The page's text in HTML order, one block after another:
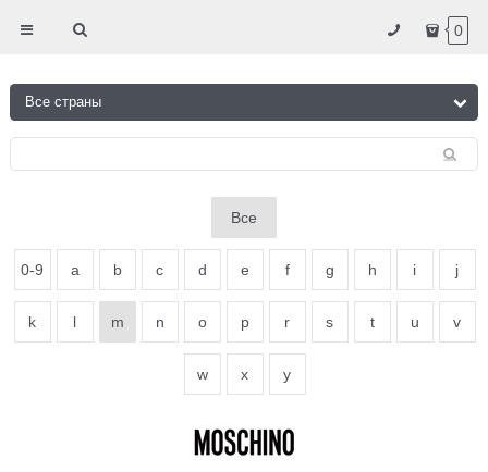
0
Все
0-9 a b c d e f g h i j
k l m n o p r s t u v
w x y